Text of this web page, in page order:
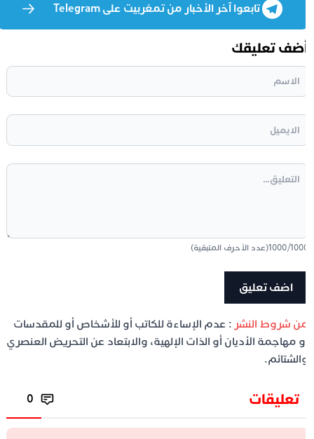
تابعوا آخر الأخبار من تمغربيت على Telegram
تعليقك
/
1000(عدد الأحرف المتبقية)
شروط النشر: عدم الإساءة للكاتب أو للأشخاص أو للمقدسات
مهاجمة الأديان أو الذات الإلهية، والابتعاد عن التحريض العنصري
تعليقات 0